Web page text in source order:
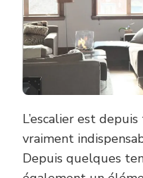
L’escalier est
vraiment
Depuis quelques